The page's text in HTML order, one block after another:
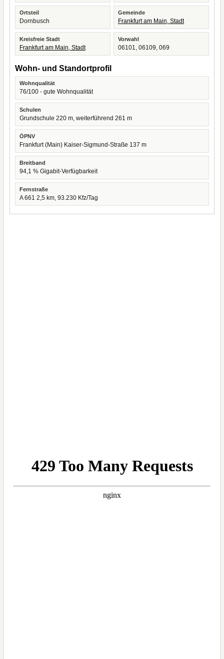
Ortsteil
Dornbusch
Gemeinde
Frankfurt am Main, Stadt
Kreisfreie Stadt
Frankfurt am Main, Stadt
Vorwahl
06101, 06109, 069
Wohn- und Standortprofil
Wohnqualität
76/100 - gute Wohnqualität
Schulen
Grundschule 220 m, weiterführend 261 m
ÖPNV
Frankfurt (Main) Kaiser-Sigmund-Straße 137 m
Breitband
94,1 % Gigabit-Verfügbarkeit
Fernstraße
A 661 2,5 km, 93.230 Kfz/Tag